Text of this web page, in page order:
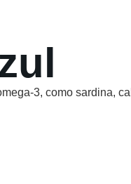
3, como sardina,